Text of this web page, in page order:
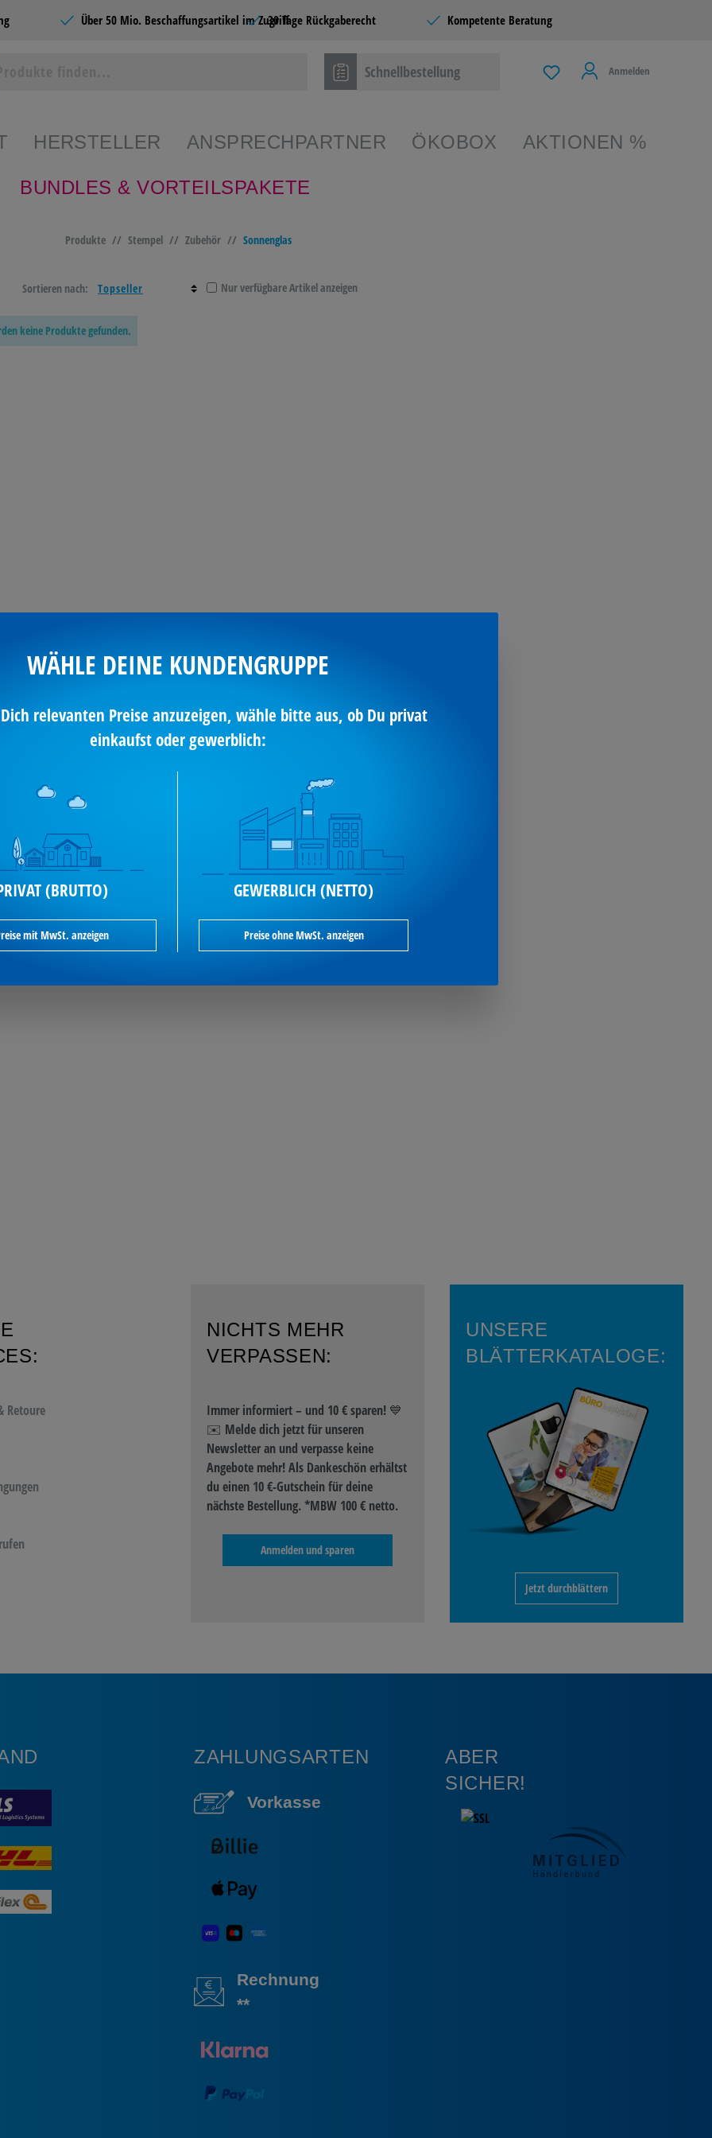
Über 50 Mio. Beschaffungsartikel im Zugriff30 Tage Rückgaberecht Kompetente Beratung
Schnellbestellung Anmelden
HERSTELLER ANSPRECHPARTNER ÖKOBOX AKTIONEN %
BUNDLES & VORTEILSPAKETE
PAPIERE
Produkte // Stempel // Zubehör // Sonnenglas
Sortieren nach: Nur verfügbare Artikel anzeigen
keine Produkte gefunden.
Retoure
NICHTS MEHR
VERPASSEN:
Immer informiert – und 10 € sparen! 💙
✉️ Melde dich jetzt für unseren
Newsletter an und verpasse keine
Angebote mehr! Als Dankeschön erhältst
du einen 10 €-Gutschein für deine
nächste Bestellung. *MBW 100 € netto.
Anmelden und sparen
UNSERE
BLÄTTERKATALOGE:
Jetzt durchblättern
ZAHLUNGSARTEN
Vorkasse
Rechnung
**
ABER
SICHER!
WÄHLE DEINE KUNDENGRUPPE
relevanten Preise anzuzeigen, wähle bitte aus, ob Du privat
einkaufst oder gewerblich:
(BRUTTO)
mit MwSt. anzeigen
GEWERBLICH (NETTO)
Preise ohne MwSt. anzeigen